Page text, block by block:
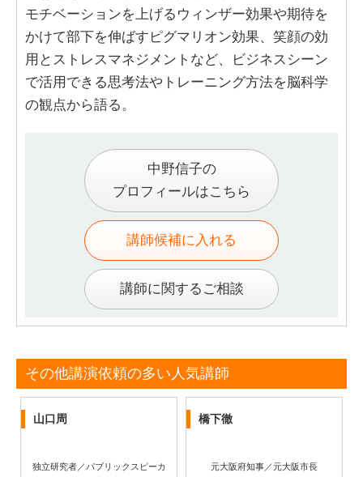
モチベーションを上げるウィンザー効果や期待を
かけて部下を伸ばすピグマリオン効果、笑顔の効
用とストレスマネジメントなど、ビジネスシーン
で活用できる思考法やトレーニング方法を脳科学
の観点から語る。
中野信子の
プロフィールはこちら
講師候補に入れる
講師に関するご相談
その他講演依頼の多い人気講師
山口周
独立研究者／パブリックスピーカ
橋下徹
元大阪府知事／元大阪市長